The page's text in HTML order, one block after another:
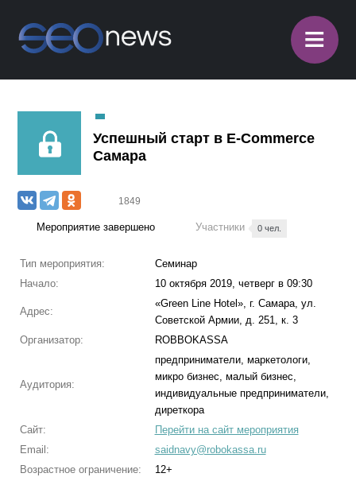
≡
Успешный старт в E-Commerce
Самара
1849
Мероприятие завершено Участники 0 чел.
Тип мероприятия:
Семинар
Начало:
10 октября 2019, четверг в 09:30
Адрес:
«Green Line Hotel», г. Самара, ул.
Советской Армии, д. 251, к. 3
Организатор:
ROBBOKASSA
Аудитория:
предприниматели, маркетологи,
микро бизнес, малый бизнес,
индивидуальные предприниматели,
диреткора
Сайт:
Перейти на сайт мероприятия
Email:
saidnavy@robokassa.ru
Возрастное ограничение:
12+